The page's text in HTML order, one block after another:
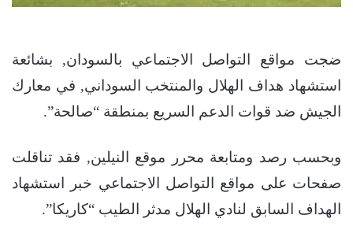
ضجت مواقع التواصل الاجتماعي بالسودان, بشائعة
استشهاد هداف الهلال والمنتخب السوداني, في معارك
الجيش ضد قوات الدعم السريع بمنطقة “صالحة”.
وبحسب رصد ومتابعة محرر موقع النيلين, فقد تناقلت
صفحات على مواقع التواصل الاجتماعي خبر استشهاد
الهداف السابق لنادي الهلال مدثر الطيب “كاريكا”.